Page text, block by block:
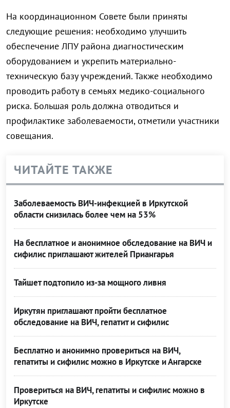
На координационном Совете были приняты
следующие решения: необходимо улучшить
обеспечение ЛПУ района диагностическим
оборудованием и укрепить материально-
техническую базу учреждений. Также необходимо
проводить работу в семьях медико-социального
риска. Большая роль должна отводиться и
профилактике заболеваемости, отметили участники
совещания.
ЧИТАЙТЕ ТАКЖЕ
Заболеваемость ВИЧ-инфекцией в Иркутской
области снизилась более чем на 53%
На бесплатное и анонимное обследование на ВИЧ и
сифилис приглашают жителей Приангарья
Тайшет подтопило из-за мощного ливня
Иркутян приглашают пройти бесплатное
обследование на ВИЧ, гепатит и сифилис
Бесплатно и анонимно провериться на ВИЧ,
гепатиты и сифилис можно в Иркутске и Ангарске
Провериться на ВИЧ, гепатиты и сифилис можно в
Иркутске